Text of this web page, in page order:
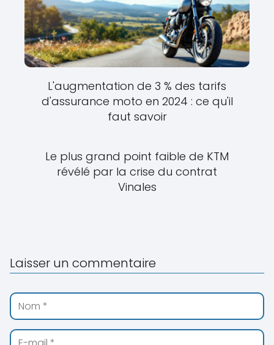
L'augmentation de 3 % des tarifs
d'assurance moto en 2024 : ce qu'il
faut savoir
Le plus grand point faible de KTM
révélé par la crise du contrat
Vinales
Laisser un commentaire